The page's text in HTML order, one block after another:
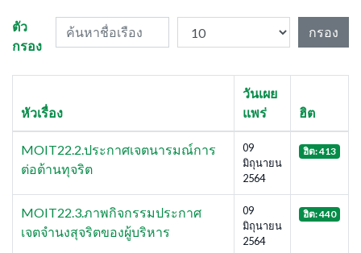
ตัว
กรอง
ค้นหาชื่อเรือง แสดง # กรอง
หัวเรื่อง
วันเผย
แพร่
ฮิต
MOIT22.2.ประกาศเจตนารมณ์การ
ต่อต้านทุจริต
09
มิถุนายน
2564
ฮิต: 413
MOIT22.3.ภาพกิจกรรมประกาศ
เจตจำนงสุจริตของผู้บริหาร
09
มิถุนายน
2564
ฮิต: 440